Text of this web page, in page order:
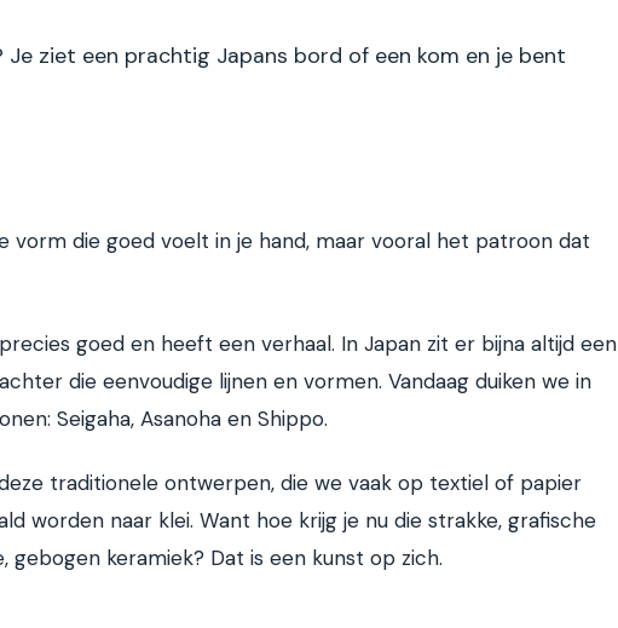
Je ziet een prachtig Japans bord of een kom en je bent
vorm die goed voelt in je hand, maar vooral het patroon dat
goed en heeft een verhaal. In Japan zit er bijna altijd een
die eenvoudige lijnen en vormen. Vandaag duiken we in
Seigaha, Asanoha en Shippo.
traditionele ontwerpen, die we vaak op textiel of papier
worden naar klei. Want hoe krijg je nu die strakke, grafische
gebogen keramiek? Dat is een kunst op zich.